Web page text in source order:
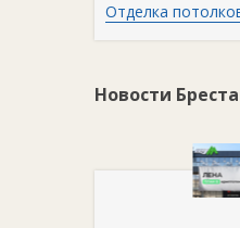
Отделка
Новости Бреста